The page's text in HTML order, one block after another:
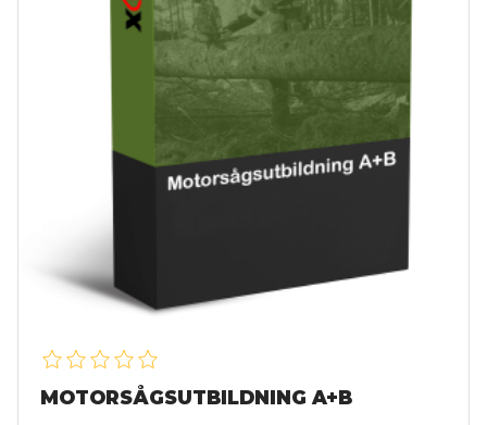
MOTORSÅGSUTBILDNING A+B